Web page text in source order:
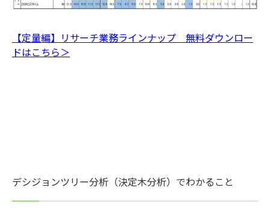
【定量編】リサーチ業務ラインナップ 無料ダウンロー
ドはこちら＞
デシジョンツリー分析（決定木分析）でわかること